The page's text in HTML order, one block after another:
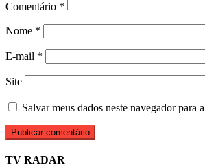
Comentário *
Nome *
E-mail *
Site
Salvar meus dados neste navegador para
TV RADAR